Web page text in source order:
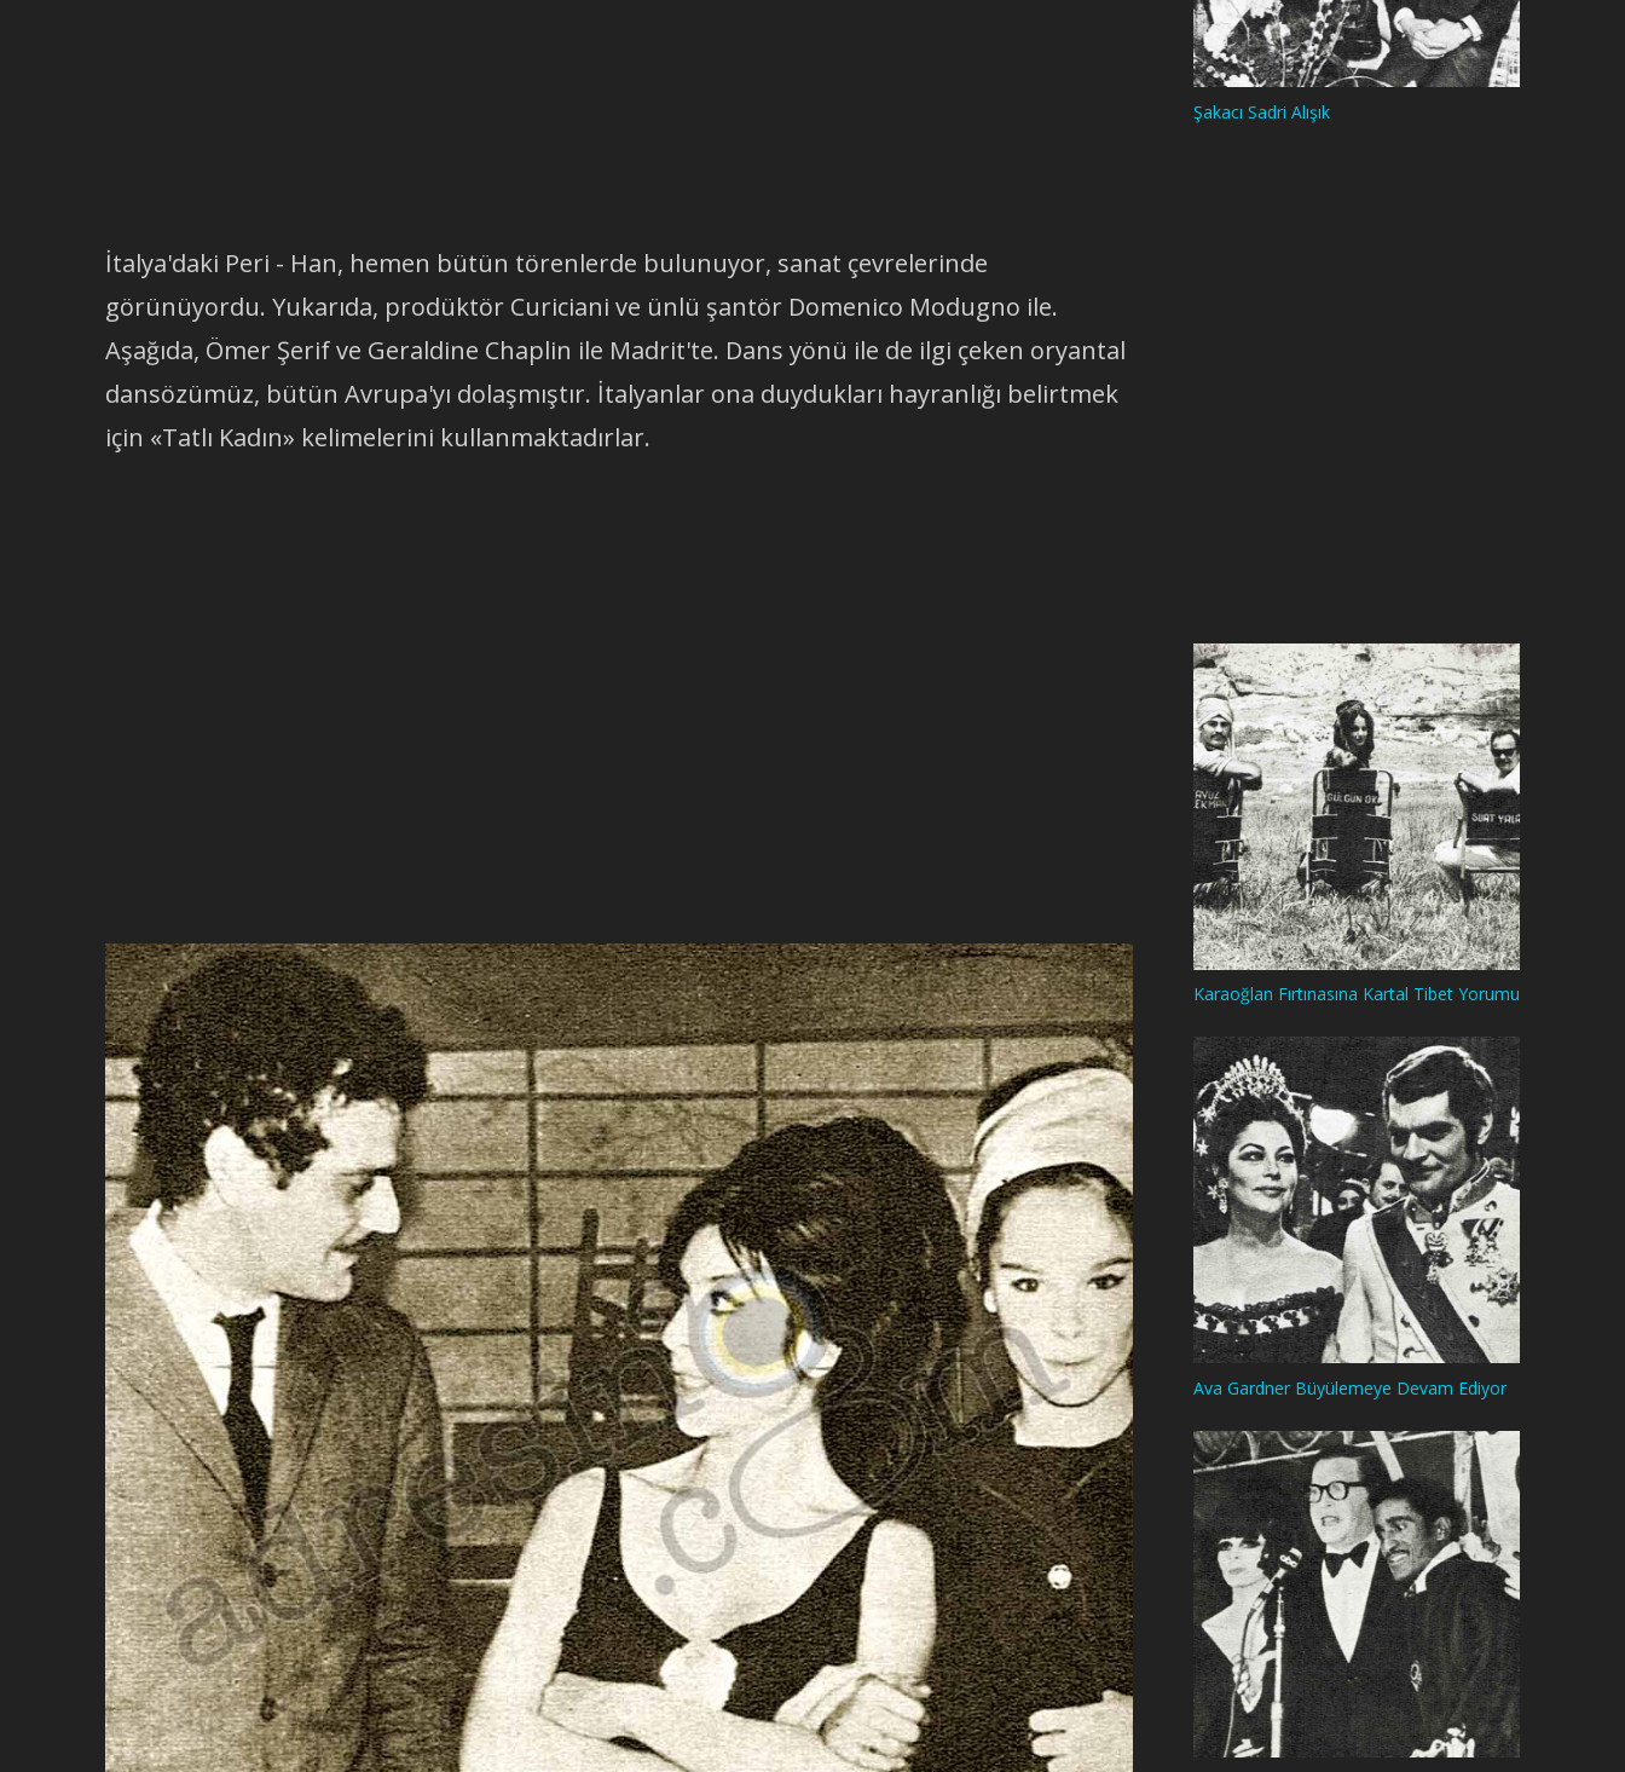
İtalya'daki Peri - Han, hemen bütün törenlerde bulunuyor, sanat çevrelerinde
görünüyordu. Yukarıda, prodüktör Curiciani ve ünlü şantör Domenico Modugno ile.
Aşağıda, Ömer Şerif ve Geraldine Chaplin ile Madrit'te. Dans yönü ile de ilgi çeken oryantal
dansözümüz, bütün Avrupa'yı dolaşmıştır. İtalyanlar ona duydukları hayranlığı belirtmek
için «Tatlı Kadın» kelimelerini kullanmaktadırlar.
Şakacı Sadri Alışık
Karaoğlan Fırtınasına Kartal Tibet Yorumu
Ava Gardner Büyülemeye Devam Ediyor